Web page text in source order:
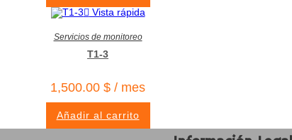
Vista rápida
Servicios de monitoreo
T1-3
1,500.00 $ / mes
Añadir al carrito